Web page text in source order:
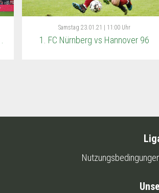
Samstag 23.01.21 | 11:00 Uhr
1. FC Nürnberg vs Hannover 96